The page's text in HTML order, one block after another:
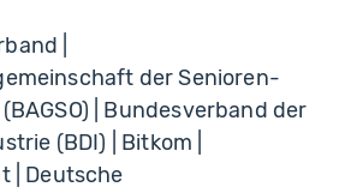
|
der Senioren-
| Bundesverband der
(BDI) | Bitkom |
| Deutsche